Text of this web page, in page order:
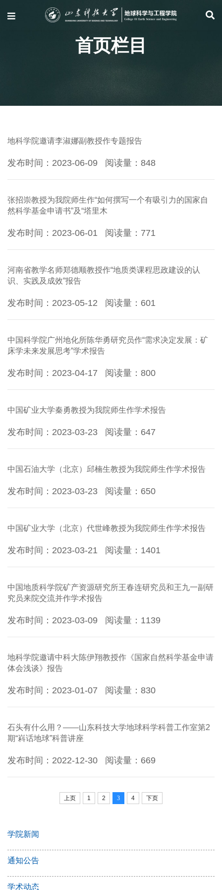
首页栏目
地科学院邀请李淑娜副教授作专题报告
发布时间：2023-06-09 阅读量： 848
张招崇教授为我院师生作“如何撰写一个有吸引力的国家自
然科学基金申请书”及“塔里木
发布时间：2023-06-01 阅读量： 771
河南省教学名师郑德顺教授作“地质类课程思政建设的认
识、实践及成效”报告
发布时间：2023-05-12 阅读量： 601
中国科学院广州地化所陈华勇研究员作“需求决定发展：矿
床学未来发展思考”学术报告
发布时间：2023-04-17 阅读量： 800
中国矿业大学秦勇教授为我院师生作学术报告
发布时间：2023-03-23 阅读量： 647
中国石油大学（北京）邱楠生教授为我院师生作学术报告
发布时间：2023-03-23 阅读量： 650
中国矿业大学（北京）代世峰教授为我院师生作学术报告
发布时间：2023-03-21 阅读量： 1401
中国地质科学院矿产资源研究所王春连研究员和王九一副研
究员来院交流并作学术报告
发布时间：2023-03-09 阅读量： 1139
地科学院邀请中科大陈伊翔教授作《国家自然科学基金申请
体会浅谈》报告
发布时间：2023-01-07 阅读量： 830
石头有什么用？——山东科技大学地球科学科普工作室第2
期“嵙话地球”科普讲座
发布时间：2022-12-30 阅读量： 669
上页 1 2 3 4 下页
学院新闻
通知公告
学术动态